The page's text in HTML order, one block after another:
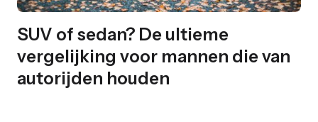
SUV of sedan? De ultieme
vergelijking voor mannen die van
autorijden houden